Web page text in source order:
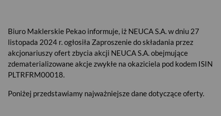
Biuro Maklerskie Pekao informuje, iż NEUCA S.A. w dniu 27
listopada 2024 r. ogłosiła Zaproszenie do składania przez
akcjonariuszy ofert zbycia akcji NEUCA S.A. obejmujące
zdematerializowane akcje zwykłe na okaziciela pod kodem ISIN
PLTRFRM00018.
Poniżej przedstawiamy najważniejsze dane dotyczące oferty.